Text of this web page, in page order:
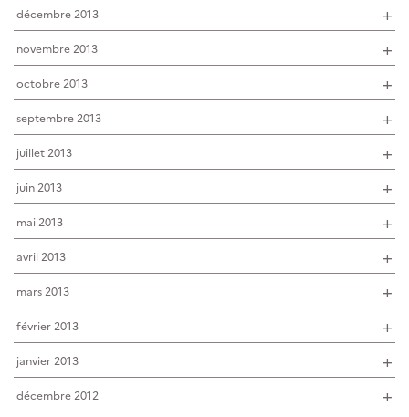
décembre 2013
novembre 2013
octobre 2013
septembre 2013
juillet 2013
juin 2013
mai 2013
avril 2013
mars 2013
février 2013
janvier 2013
décembre 2012